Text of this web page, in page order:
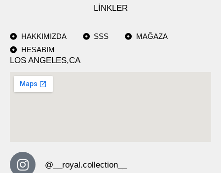
LİNKLER
HAKKIMIZDA SSS
MAĞAZA
HESABIM
LOS ANGELES,CA
@__royal.collection__